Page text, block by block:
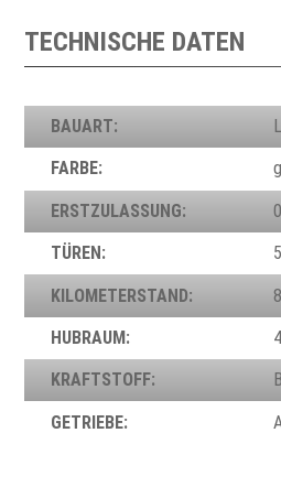
TECHNISCHE DATEN
BAUART:
FARBE:
ERSTZULASSUNG:
TÜREN: 5
KILOMETERSTAND:
HUBRAUM:
KRAFTSTOFF:
GETRIEBE: